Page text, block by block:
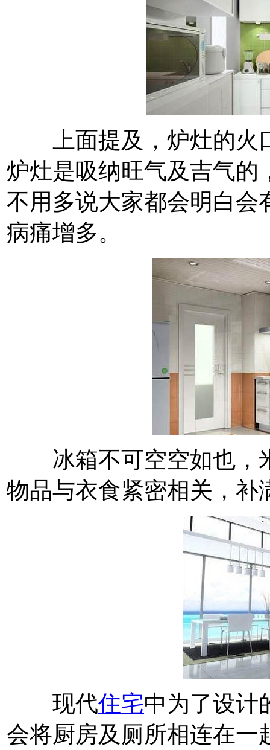
上面提及，炉灶的火
炉灶是吸纳旺气及吉气的
不用多说大家都会明白会
病痛增多。
冰箱不可空空如也，
物品与衣食紧密相关，补
现代住宅中为了设计
会将厨房及厕所相连在一